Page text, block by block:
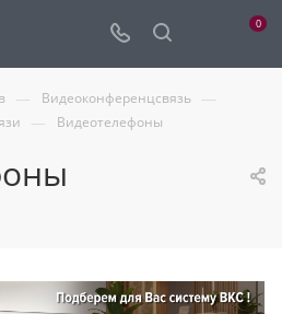
0
— Видеоконференцсвязь —
— Видеотелефоны